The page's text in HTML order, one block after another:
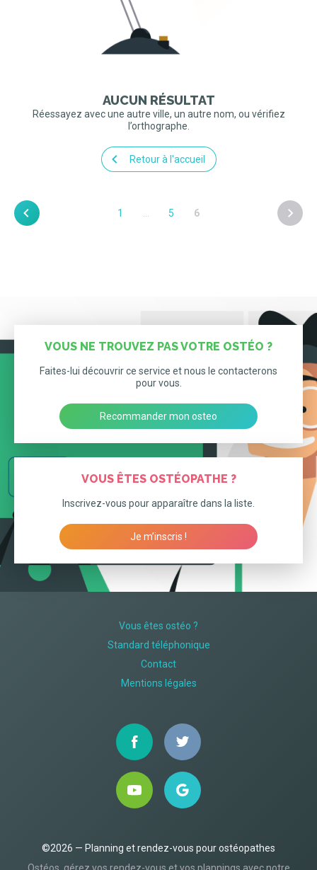
AUCUN RÉSULTAT
Réessayez avec une autre ville, un autre nom, ou vérifiez
l’orthographe.
Retour à l'accueil
1 5 6
VOUS NE TROUVEZ PAS VOTRE OSTÉO ?
Faites-lui découvrir ce service et nous le contacterons
pour vous.
Recommander mon osteo
VOUS ÊTES OSTÉOPATHE ?
Inscrivez-vous pour apparaître dans la liste.
Je m’inscris !
Vous êtes ostéo ?
Standard téléphonique
Contact
Mentions légales
©2026 — Planning et rendez-vous pour ostéopathes